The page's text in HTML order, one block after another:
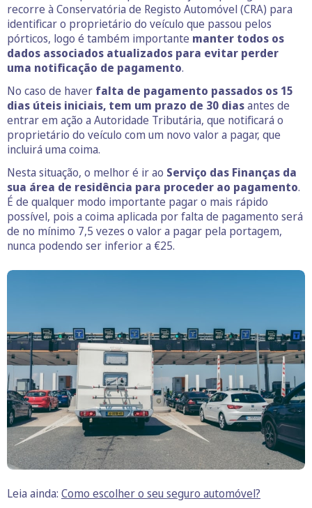
recorre à Conservatória de Registo Automóvel (CRA) para
identificar o proprietário do veículo que passou pelos
pórticos, logo é também importante manter todos os
dados associados atualizados para evitar perder
uma notificação de pagamento.
No caso de haver falta de pagamento passados os 15
dias úteis iniciais, tem um prazo de 30 diasantes de
entrar em ação a Autoridade Tributária, que notificará o
proprietário do veículo com um novo valor a pagar, que
incluirá uma coima.
Nesta situação, o melhor é ir ao Serviço das Finanças da
sua área de residência para proceder ao pagamento.
É de qualquer modo importante pagar o mais rápido
possível, pois a coima aplicada por falta de pagamento será
de no mínimo 7,5 vezes o valor a pagar pela portagem,
nunca podendo ser inferior a €25.
Leia ainda: Como escolher o seu seguro automóvel?